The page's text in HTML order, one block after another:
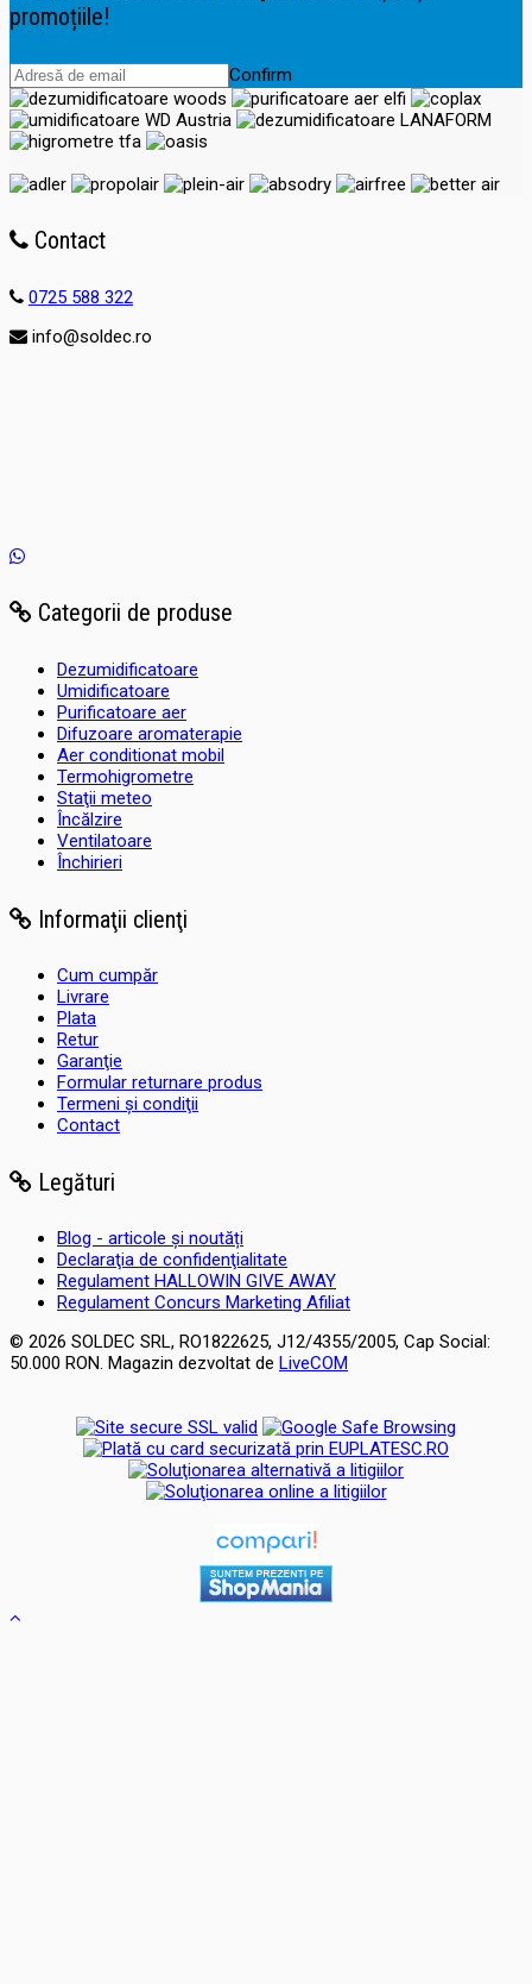
promoțiile!
Confirm
Contact
0725 588 322
info@soldec.ro
Categorii de produse
Dezumidificatoare
Umidificatoare
Purificatoare aer
Difuzoare aromaterapie
Aer conditionat mobil
Termohigrometre
Staţii meteo
Încălzire
Ventilatoare
Închirieri
Informaţii clienţi
Cum cumpăr
Livrare
Plata
Retur
Garanţie
Formular returnare produs
Termeni şi condiţii
Contact
Legături
Blog - articole și noutăți
Declaraţia de confidenţialitate
Regulament HALLOWIN GIVE AWAY
Regulament Concurs Marketing Afiliat
© 2026 SOLDEC SRL, RO1822625, J12/4355/2005, Cap Social:
50.000 RON. Magazin dezvoltat de LiveCOM